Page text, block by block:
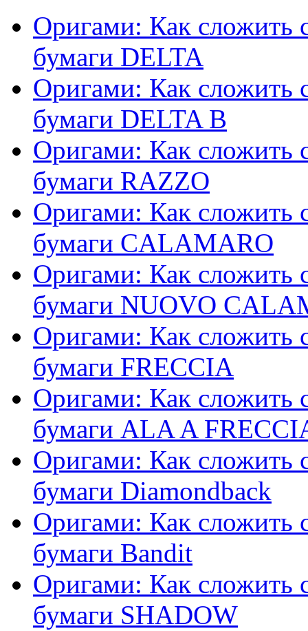
Оригами: Как сложить
бумаги DELTA
Оригами: Как сложить
бумаги DELTA B
Оригами: Как сложить
бумаги RAZZO
Оригами: Как сложить
бумаги CALAMARO
Оригами: Как сложить
бумаги NUOVO
Оригами: Как сложить
бумаги FRECCIA
Оригами: Как сложить
бумаги ALA A
Оригами: Как сложить
бумаги Diamondback
Оригами: Как сложить
бумаги Bandit
Оригами: Как сложить
бумаги SHADOW